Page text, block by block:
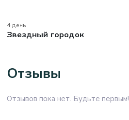
4 день
Звездный городок
Отзывы
Отзывов пока нет. Будьте первым!